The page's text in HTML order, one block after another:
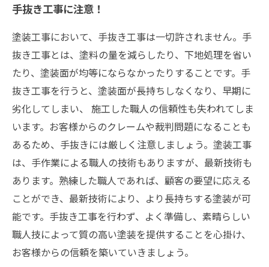
手抜き工事に注意！
塗装工事において、手抜き工事は一切許されません。手
抜き工事とは、塗料の量を減らしたり、下地処理を省い
たり、塗装面が均等にならなかったりすることです。手
抜き工事を行うと、塗装面が長持ちしなくなり、早期に
劣化してしまい、 施工した職人の信頼性も失われてしま
います。お客様からのクレームや裁判問題になることも
あるため、手抜きには厳しく注意しましょう。塗装工事
は、手作業による職人の技術もありますが、最新技術も
あります。熟練した職人であれば、顧客の要望に応える
ことができ、最新技術により、より長持ちする塗装が可
能です。手抜き工事を行わず、よく準備し、素晴らしい
職人技によって質の高い塗装を提供することを心掛け、
お客様からの信頼を築いていきましょう。